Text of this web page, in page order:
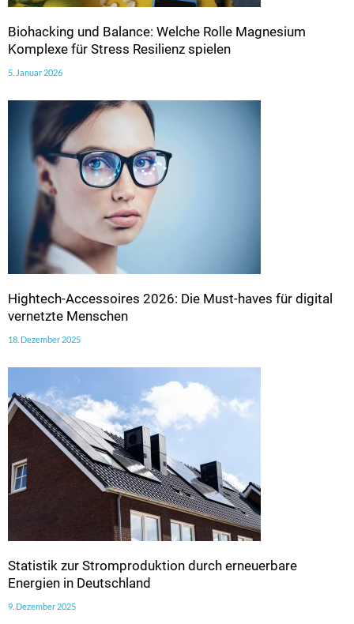
Biohacking und Balance: Welche Rolle Magnesium
Komplexe für Stress Resilienz spielen
5. Januar 2026
Hightech-Accessoires 2026: Die Must-haves für digital
vernetzte Menschen
18. Dezember 2025
Statistik zur Stromproduktion durch erneuerbare
Energien in Deutschland
9. Dezember 2025